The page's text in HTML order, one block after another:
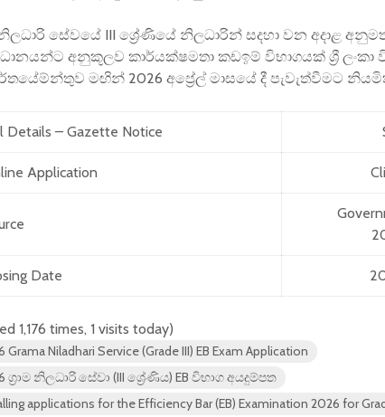
නිලධාරි සේවයේ III ශ්‍රේණියේ නිලධාරින් සදහා වන අදාළ
අනුකූලව කාර්යක්ෂමතා කඩඉම් විභාගයක් ශ්‍රී ලංකා
මඟින් 2026 අප්‍රේල් මාසයේ දී පැවැත්වීමට
Details – Gazette Notice
Application
Date
1,176 times, 1 visits today)
Grama Niladhari Service (Grade III) EB Exam Application
ග්‍රාම නිලධාරි සේවා (III ශ්‍රේණිය) EB විභාග අයදුම්පත
applications for the Efficiency Bar (EB) Examination 2026 for